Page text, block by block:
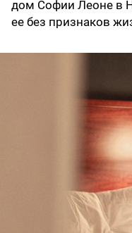
дом Софии Леоне в
ее без признаков